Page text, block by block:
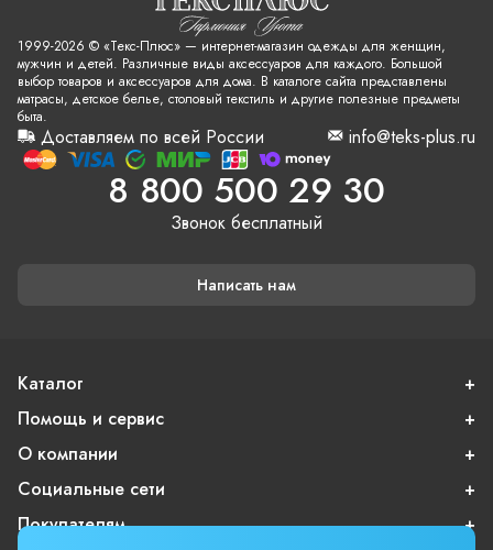
1999-2026 © «Текс-Плюс» — интернет-магазин одежды для женщин,
мужчин и детей. Различные виды аксессуаров для каждого. Большой
выбор товаров и аксессуаров для дома. В каталоге сайта представлены
матрасы, детское белье, столовый текстиль и другие полезные предметы
быта.
Доставляем по всей России info@teks-plus.ru
8 800 500 29 30
Звонок бесплатный
Написать нам
Каталог
Помощь и сервис
О компании
Социальные сети
Покупателям